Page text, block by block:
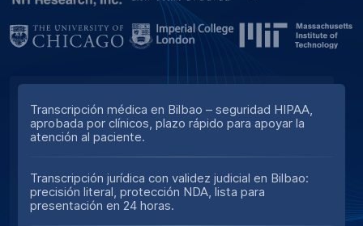
Transcripción médica en Bilbao – seguridad HIPAA,
aprobada por clínicos, plazo rápido para apoyar la
atención al paciente.
Transcripción jurídica con validez judicial en Bilbao:
precisión literal, protección NDA, lista para
presentación en 24 horas.